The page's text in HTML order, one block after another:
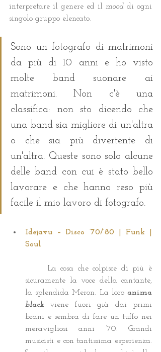
interpretare il genere ed il mood di ogni
singolo gruppo elencato.
Sono un fotografo di matrimoni
da più di 10 anni e ho visto
molte band suonare ai
matrimoni. Non c'è una
classifica: non sto dicendo che
una band sia migliore di un'altra
o che sia più divertente di
un'altra. Queste sono solo alcune
delle band con cui è stato bello
lavorare e che hanno reso più
facile il mio lavoro di fotografo.
Idejavu – Disco ’70/’80 | Funk |
Soul
sicuramente la voce della cantante,
la splendida Meron. La loro
black viene fuori già dai primi
brani e sembra di fare un tuffo nei
meravigliosi anni ’70. Grandi
musicisti e con tantissima esperienza.